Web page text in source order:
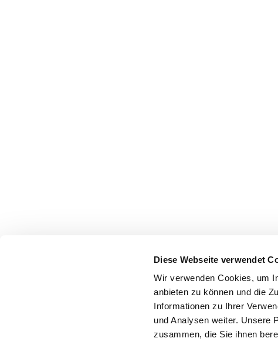
Diese Webseite verwendet
Wir verwenden Cookies, um
anbieten zu können und die
Informationen zu Ihrer
und Analysen weiter. Unsere
zusammen, die Sie ihnen